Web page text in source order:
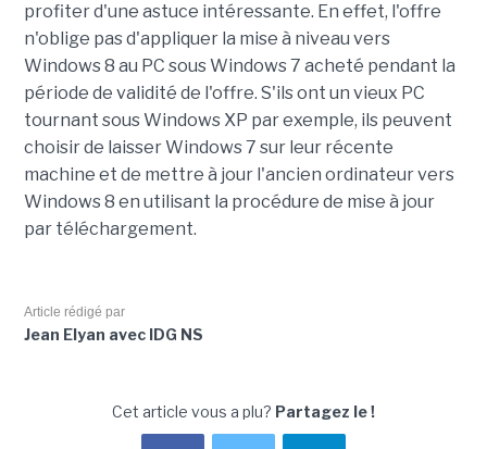
profiter d'une astuce intéressante. En effet, l'offre
n'oblige pas d'appliquer la mise à niveau vers
Windows 8 au PC sous Windows 7 acheté pendant la
période de validité de l'offre. S'ils ont un vieux PC
tournant sous Windows XP par exemple, ils peuvent
choisir de laisser Windows 7 sur leur récente
machine et de mettre à jour l'ancien ordinateur vers
Windows 8 en utilisant la procédure de mise à jour
par téléchargement.
Article rédigé par
Jean Elyan avec IDG NS
Cet article vous a plu? Partagez le !